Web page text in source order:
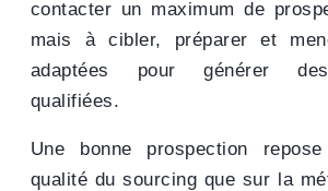
contacter un maximum de
mais à cibler, préparer et
adaptées pour générer
qualifiées.
Une bonne prospection
qualité du sourcing que sur la